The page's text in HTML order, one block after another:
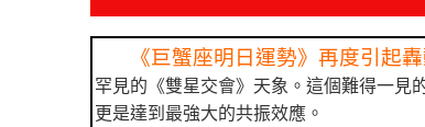
《巨蟹座明日運勢》再度引起
罕見的《雙星交會》天象。這個難得一見
更是達到最強大的共振效應。